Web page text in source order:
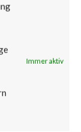
Immer aktiv
that
are
as